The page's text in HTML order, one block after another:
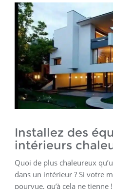
Installez des
intérieurs
Quoi de plus chaleureux
dans un intérieur ? Si votre
pourvue, qu’à cela ne